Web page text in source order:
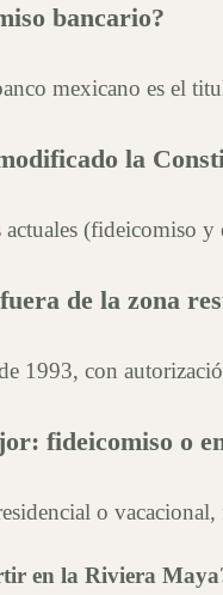
bancario?
mexicano es el
la
(fideicomiso
de la zona
1993, con
fideicomiso o
o
en la Riviera